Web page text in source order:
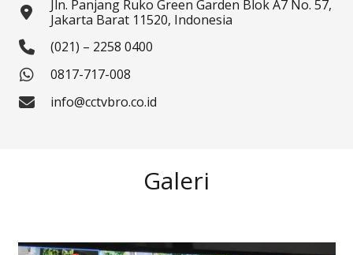
Jln. Panjang Ruko Green Garden Blok A7 No. 57,
Jakarta Barat 11520, Indonesia
(021) – 2258 0400
0817-717-008
info@cctvbro.co.id
Galeri